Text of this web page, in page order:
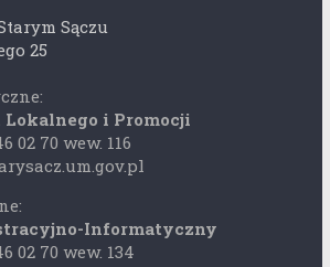
Sączu
25
Lokalnego i Promocji
02 70 wew. 116
Informatyczny
02 70 wew. 134